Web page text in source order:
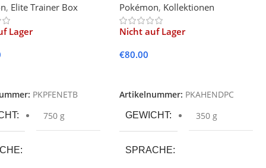
, Elite Trainer Box
Lager
PKPFENETB
750 g
Deluxe Pin Collection (English)
Pokémon, Kollektionen
Nicht auf Lager
€80.00
Artikelnummer: PKAHENDPC
GEWICHT 350 g
SPRACHE